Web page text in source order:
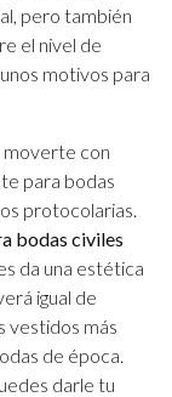
pero también
el nivel de
motivos para
moverte con
para bodas
protocolarias.
bodas civiles
da una estética
igual de
vestidos más
de época.
darle tu